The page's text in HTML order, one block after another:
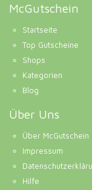
McGutschein
Startseite
Top Gutscheine
Shops
Kategorien
Blog
Über Uns
Über McGutschein
Impressum
Hilfe